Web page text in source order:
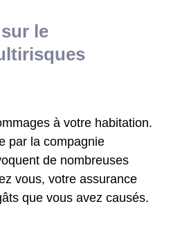
le
à votre habitation.
par la compagnie
de nombreuses
vous, votre assurance
que vous avez causés.